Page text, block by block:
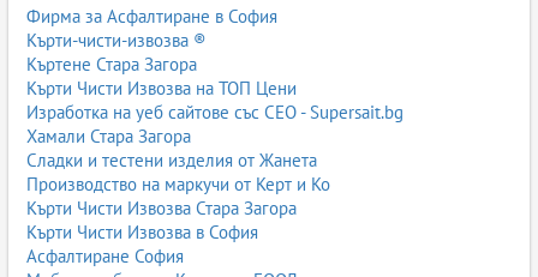
Фирма за Асфалтиране в София
Кърти-чисти-извозва ®
Къртене Стара Загора
Кърти Чисти Извозва на ТОП Цени
Изработка на уеб сайтове със СЕО - Supersait.bg
Хамали Стара Загора
Сладки и тестени изделия от Жанета
Производство на маркучи от Керт и Ко
Кърти Чисти Извозва Стара Загора
Кърти Чисти Извозва в София
Асфалтиране София